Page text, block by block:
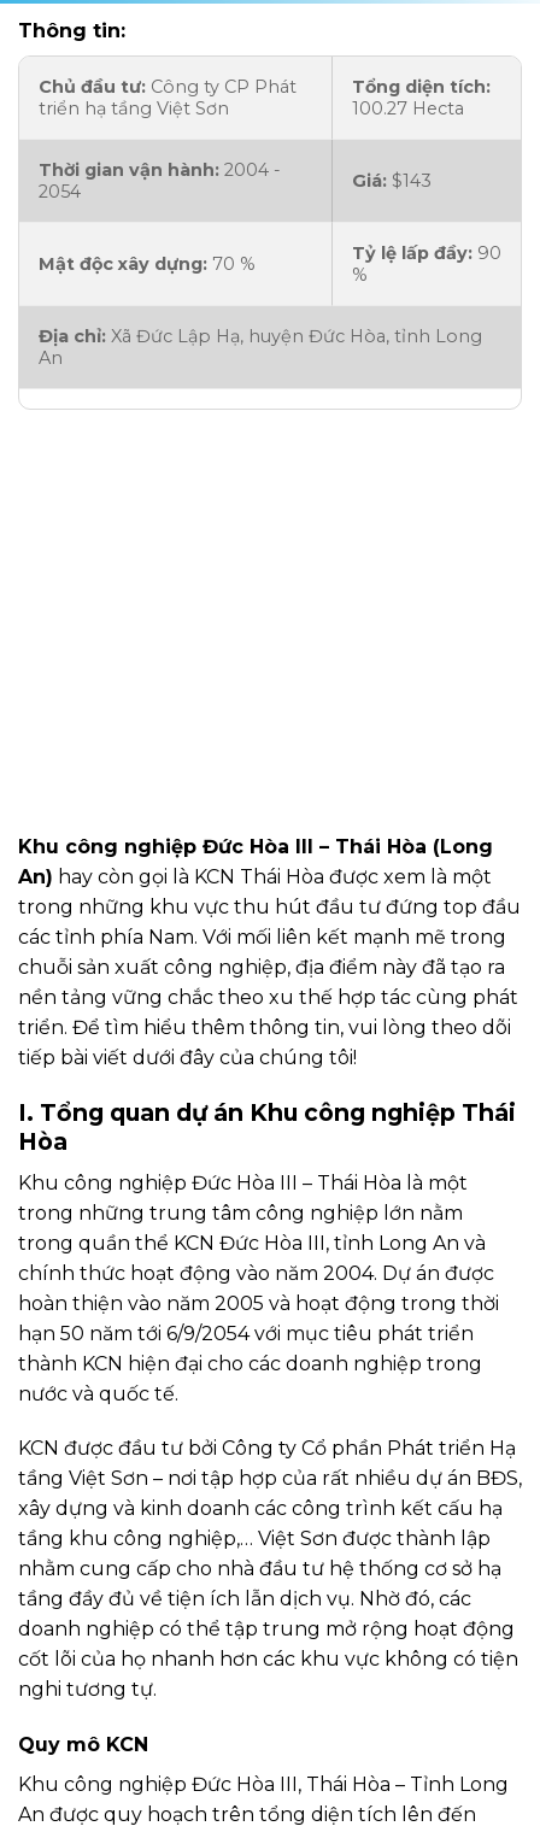
Thông tin:
Chủ đầu tư: Công ty CP Phát
triển hạ tầng Việt Sơn
Tổng diện tích:
100.27 Hecta
Thời gian vận hành: 2004 -
2054
Giá: $143
Mật độc xây dựng: 70 % Tỷ lệ lấp đầy: 90
%
Địa chỉ: Xã Đức Lập Hạ, huyện Đức Hòa, tỉnh Long
An
Khu công nghiệp Đức Hòa III – Thái Hòa (Long
An) hay còn gọi là KCN Thái Hòa được xem là một
trong những khu vực thu hút đầu tư đứng top đầu
các tỉnh phía Nam. Với mối liên kết mạnh mẽ trong
chuỗi sản xuất công nghiệp, địa điểm này đã tạo ra
nền tảng vững chắc theo xu thế hợp tác cùng phát
triển. Để tìm hiểu thêm thông tin, vui lòng theo dõi
tiếp bài viết dưới đây của chúng tôi!
I. Tổng quan dự án Khu công nghiệp Thái
Hòa
Khu công nghiệp Đức Hòa III – Thái Hòa là một
trong những trung tâm công nghiệp lớn nằm
trong quần thể KCN Đức Hòa III, tỉnh Long An và
chính thức hoạt động vào năm 2004. Dự án được
hoàn thiện vào năm 2005 và hoạt động trong thời
hạn 50 năm tới 6/9/2054 với mục tiêu phát triển
thành KCN hiện đại cho các doanh nghiệp trong
nước và quốc tế.
KCN được đầu tư bởi Công ty Cổ phần Phát triển Hạ
tầng Việt Sơn – nơi tập hợp của rất nhiều dự án BĐS,
xây dựng và kinh doanh các công trình kết cấu hạ
tầng khu công nghiệp,… Việt Sơn được thành lập
nhằm cung cấp cho nhà đầu tư hệ thống cơ sở hạ
tầng đầy đủ về tiện ích lẫn dịch vụ. Nhờ đó, các
doanh nghiệp có thể tập trung mở rộng hoạt động
cốt lõi của họ nhanh hơn các khu vực không có tiện
nghi tương tự.
Quy mô KCN
Khu công nghiệp Đức Hòa III, Thái Hòa – Tỉnh Long
An được quy hoạch trên tổng diện tích lên đến